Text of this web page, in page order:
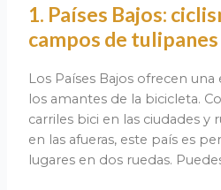
1. Países Bajos:
campos de tulipanes
Los Países Bajos ofrecen
los amantes de la bicicleta.
carriles bici en las ciudades y
en las afueras, este país es
lugares en dos ruedas.